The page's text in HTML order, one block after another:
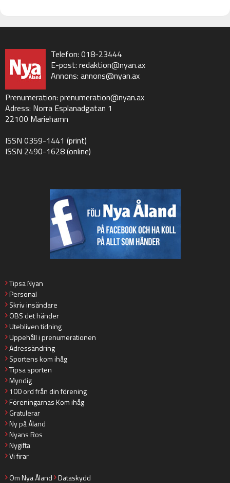
Telefon: 018-23444
E-post: redaktion@nyan.ax
Annons: annons@nyan.ax
Prenumeration: prenumeration@nyan.ax
Adress: Norra Esplanadgatan 1
22100 Mariehamn
ISSN 0359-1441 (print)
ISSN 2490-1628 (online)
Tipsa Nyan
Personal
Skriv insändare
OBS det händer
Utebliven tidning
Uppehåll i prenumerationen
Adressändring
Sportens kom ihåg
Tipsa sporten
Myndig
100 ord från din förening
Föreningarnas Kom ihåg
Gratulerar
Ny på Åland
Nyans Ros
Nygifta
Vi firar
Om Nya Åland Dataskydd